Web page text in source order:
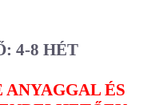
4-8 HÉT
ÉS